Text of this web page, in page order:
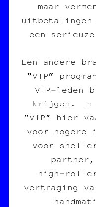
maar
uitbetalingen
een
Een andere
“VIP”
VIP‑leden
krijgen. In
“VIP” hier
voor
voor
vertraging